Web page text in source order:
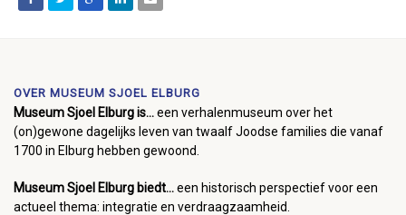
OVER MUSEUM SJOEL ELBURG
Museum Sjoel Elburg is...een verhalenmuseum over het
(on)gewone dagelijks leven van twaalf Joodse families die vanaf
1700 in Elburg hebben gewoond.
Museum Sjoel Elburg biedt...een historisch perspectief voor een
actueel thema: integratie en verdraagzaamheid.